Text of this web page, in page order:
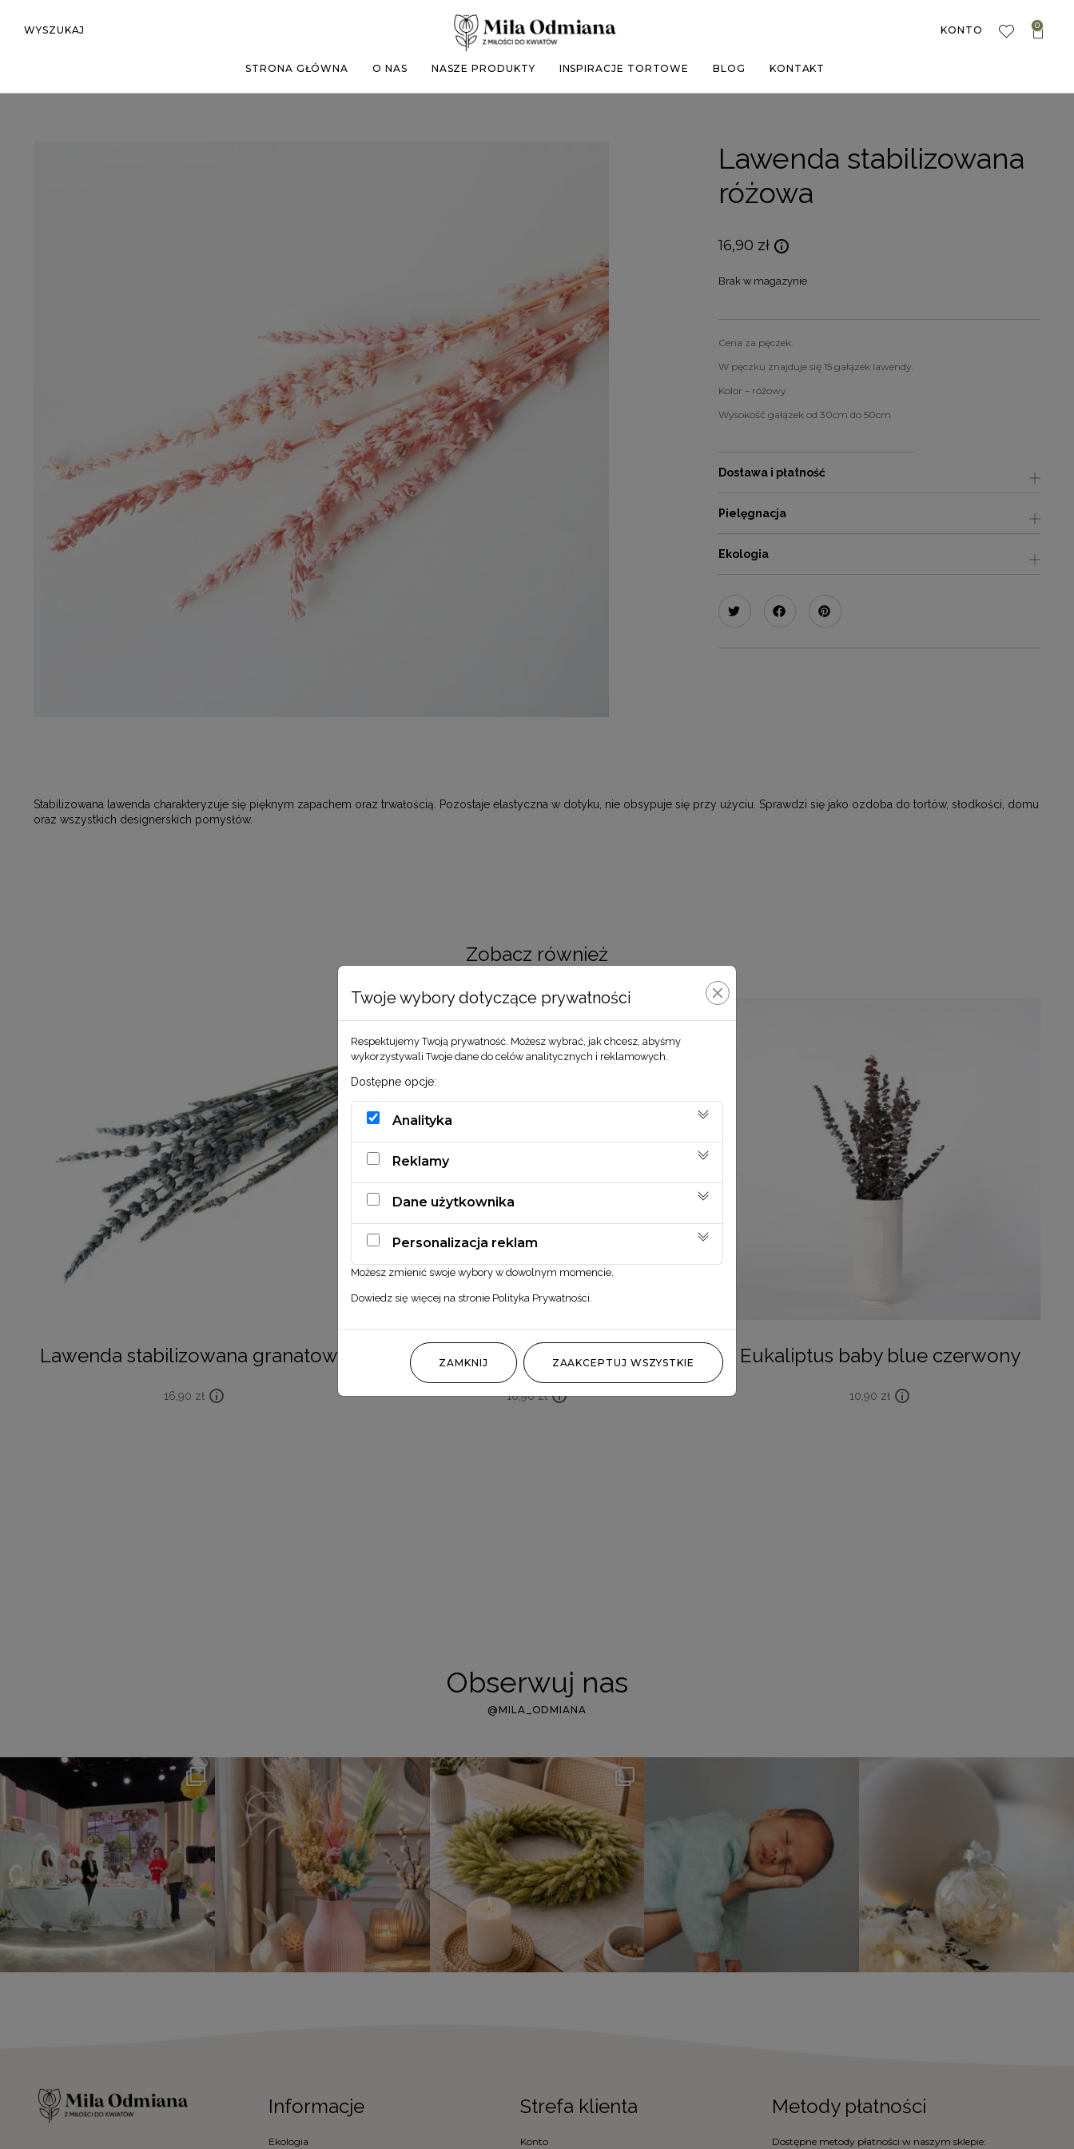
WYSZUKAJ
STRONA GŁÓWNA O NAS NASZE PRODUKTY INSPIRACJE TORTOWE BLOG KONTAKT
KONTO 0
Lawenda stabilizowana
różowa
16,90 zł
Brak w magazynie
Cena za pęczek.
W pęczku znajduje się 15 gałązek lawendy.
Kolor – różowy
Wysokość gałązek od 30cm do 50cm
Dostawa i płatność
Pielęgnacja
Ekologia
Stabilizowana lawenda charakteryzuje się pięknym zapachem oraz trwałością. Pozostaje elastyczna w dotyku, nie obsypuje się przy użyciu. Sprawdzi się jako ozdoba do tortów, słodkości, domu
oraz wszystkich designerskich pomysłów.
Zobacz również
Lawenda stabilizowana granatowa
16,90 zł
Paproć stabilizowana czerwona
16,90zł
Eukaliptus baby blue czerwony
10,90 zł
Obserwuj nas
@MILA_ODMIANA
Informacje
Ekologia
Strefa klienta
Konto
Metody płatności
Dostępne metody płatności w naszym sklepie:
Twoje wybory dotyczące prywatności
Respektujemy Twoją prywatność. Możesz wybrać, jak chcesz, abyśmy
wykorzystywali Twoje dane do celów analitycznych i reklamowych.
Dostępne opcje:
Analityka
Reklamy
Dane użytkownika
Personalizacja reklam
Możesz zmienić swoje wybory w dowolnym momencie.
Dowiedz się więcej na stronie Polityka Prywatności
ZAMKNIJ ZAAKCEPTUJ WSZYSTKIE